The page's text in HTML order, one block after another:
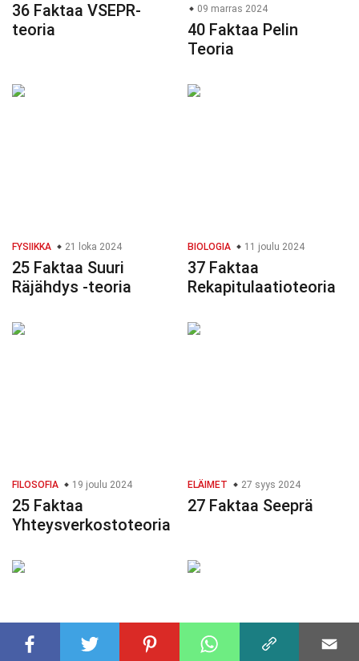
36 Faktaa VSEPR-
teoria
09 marras 2024
40 Faktaa Pelin
Teoria
FYSIIKKA 21 loka 2024
25 Faktaa Suuri
Räjähdys -teoria
BIOLOGIA 11 joulu 2024
37 Faktaa
Rekapitulaatioteoria
FILOSOFIA 19 joulu 2024
25 Faktaa
Yhteysverkostoteoria
ELÄIMET 27 syys 2024
27 Faktaa Seeprä